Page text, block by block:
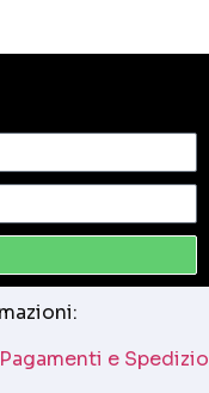
Pagamenti e